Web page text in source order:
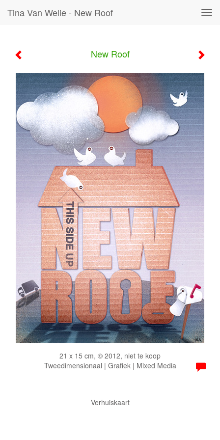
Tina Van Welie - New Roof
New Roof
21 x 15 cm, © 2012, niet te koop
Tweedimensionaal | Grafiek | Mixed Media
Verhuiskaart